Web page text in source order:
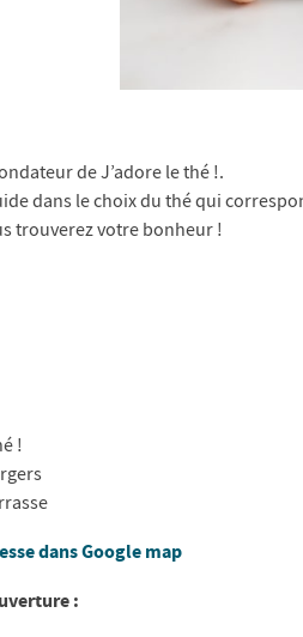
de J’adore le thé !.
dans le choix du thé qui
trouverez votre bonheur !
!
dans Google map
: